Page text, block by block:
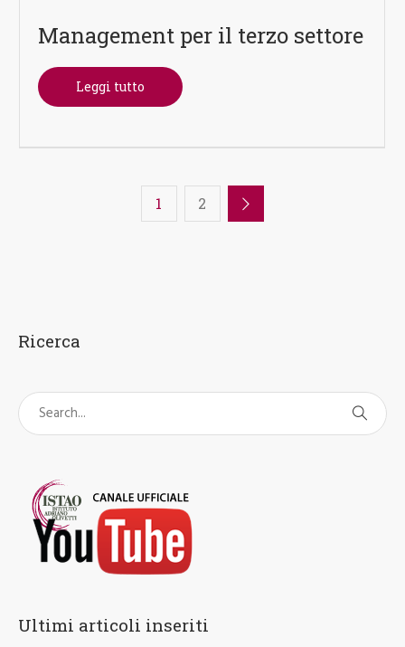
Management per il terzo settore
Leggi tutto
1 2
Ricerca
Ultimi articoli inseriti